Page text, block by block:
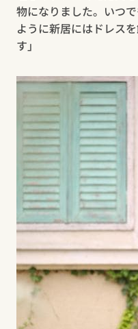
物になりました。いつ
ように新居にはドレス
す」